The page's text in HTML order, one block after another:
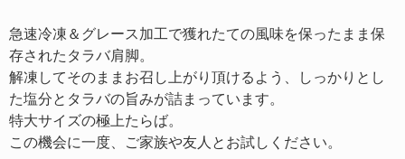
急速冷凍＆グレース加工で獲れたての風味を保ったまま保
存されたタラバ肩脚。
解凍してそのままお召し上がり頂けるよう、しっかりとし
た塩分とタラバの旨みが詰まっています。
特大サイズの極上たらば。
この機会に一度、ご家族や友人とお試しください。